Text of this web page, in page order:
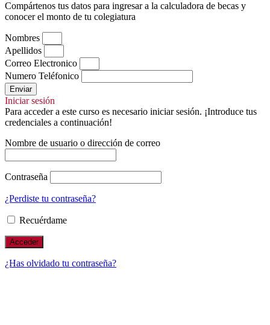
Compártenos tus datos para ingresar a la calculadora de becas y
conocer el monto de tu colegiatura
Nombres
Apellidos
Correo Electronico
Numero Teléfonico
Enviar
Iniciar sesión
Para acceder a este curso es necesario iniciar sesión. ¡Introduce tus
credenciales a continuación!
Nombre de usuario o dirección de correo
Contraseña
¿Perdiste tu contraseña?
Recuérdame
¿Has olvidado tu contraseña?